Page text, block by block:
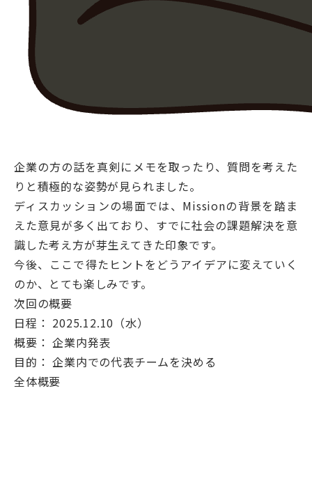
企業の方の話を真剣にメモを取ったり、質問を考えた
りと積極的な姿勢が見られました。
ディスカッションの場面では、Missionの背景を踏ま
えた意見が多く出ており、すでに社会の課題解決を意
識した考え方が芽生えてきた印象です。
今後、ここで得たヒントをどうアイデアに変えていく
のか、とても楽しみです。
次回の概要
日程： 2025.12.10（水）
概要： 企業内発表
目的： 企業内での代表チームを決める
全体概要